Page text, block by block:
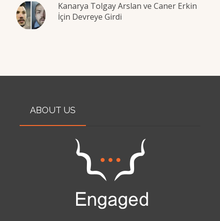
Kanarya Tolgay Arslan ve Caner Erkin
İçin Devreye Girdi
ABOUT US